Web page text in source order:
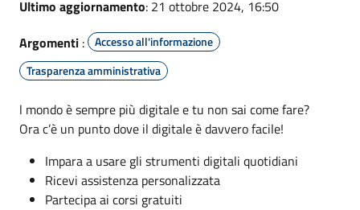
Ultimo aggiornamento: 21 ottobre 2024, 16:50
Argomenti :
Accesso all'informazione
Trasparenza amministrativa
l mondo è sempre più digitale e tu non sai come fare?
Ora c’è un punto dove il digitale è davvero facile!
Impara a usare gli strumenti digitali quotidiani
Ricevi assistenza personalizzata
Partecipa ai corsi gratuiti